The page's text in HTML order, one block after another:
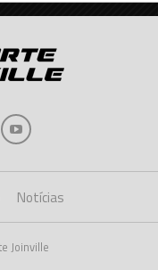
Notícias
Joinville